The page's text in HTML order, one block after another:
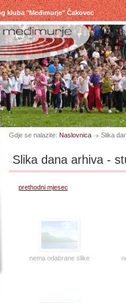
kluba "Međimurje" Čakovec
Gdje se nalazite: Naslovnica Slika
Slika dana arhiva -
prethodni mjesec
nema odabrane slike